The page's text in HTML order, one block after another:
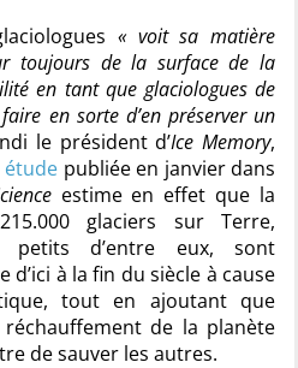
« voit sa matière
toujours de la surface de la
en tant que glaciologues de
en sorte d’en préserver un
le président d’Ice Memory,
étude publiée en janvier dans
estime en effet que la
glaciers sur Terre,
petits d’entre eux, sont
à la fin du siècle à cause
tout en ajoutant que
de la planète
de sauver les autres.